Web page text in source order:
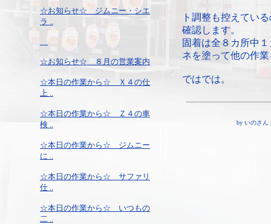
☆お知らせ☆ ジムニー・シエ
ラ ..
☆お知らせ☆ ８月の営業案内
☆本日の作業から☆ Ｘ４の仕
上 ..
☆本日の作業から☆ Ｚ４の車
検 ..
☆本日の作業から☆ ジムニー
に ..
☆本日の作業から☆ サファリ
仕 ..
☆本日の作業から☆ いつもの
二 ..
ト調整も控えてい
確認します。
固着は全８カ所中
ネを塗って他の作
ではでは。
by いのさん